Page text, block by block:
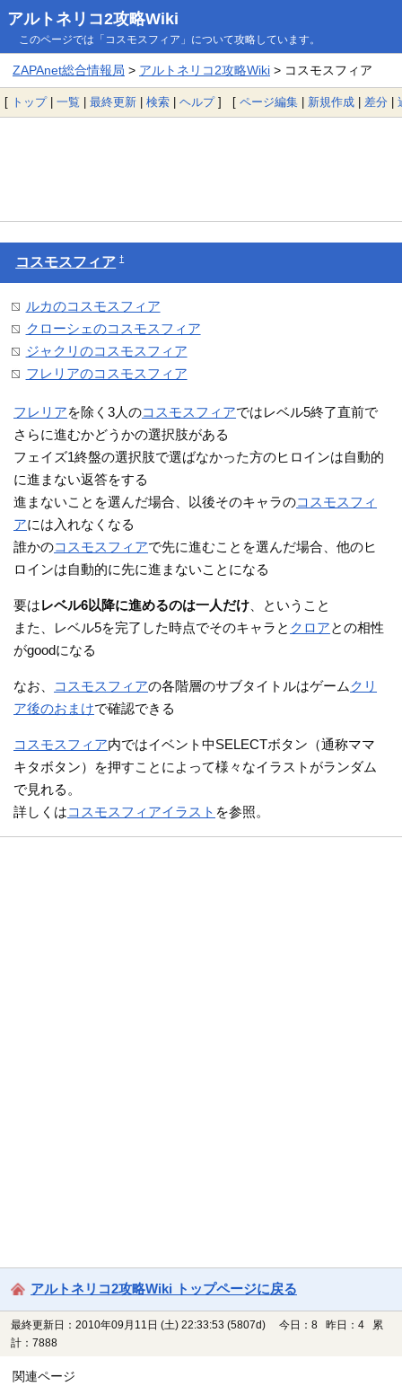
アルトネリコ2攻略Wiki
このページでは「コスモスフィア」について攻略しています。
ZAPAnet総合情報局 > アルトネリコ2攻略Wiki> コスモスフィア
[ トップ| 一覧 | 最終更新 | 検索 | ヘルプ] [ ページ編集 | 新規作成 | 差分 |
コスモスフィア †
ルカのコスモスフィア
クローシェのコスモスフィア
ジャクリのコスモスフィア
フレリアのコスモスフィア
フレリアを除く3人のコスモスフィアではレベル5終了直前で
さらに進むかどうかの選択肢がある
フェイズ1終盤の選択肢で選ばなかった方のヒロインは自動的
に進まない返答をする
進まないことを選んだ場合、以後そのキャラのコスモスフィ
アには入れなくなる
誰かのコスモスフィアで先に進むことを選んだ場合、他のヒ
ロインは自動的に先に進まないことになる
要はレベル6以降に進めるのは一人だけ 、ということ
また、レベル5を完了した時点でそのキャラと クロアとの相性
がgoodになる
なお、 コスモスフィアの各階層のサブタイトルはゲームクリ
ア後のおまけで確認できる
コスモスフィア内ではイベント中SELECTボタン（通称ママ
キタボタン）を押すことによって様々なイラストがランダム
で見れる。
詳しくはコスモスフィアイラスト を参照。
アルトネリコ2攻略Wiki トップページに戻る
最終更新日：2010年09月11日 (土) 22:33:53 (5807d)
今日：8 昨日：4 累
計：7888
関連ページ